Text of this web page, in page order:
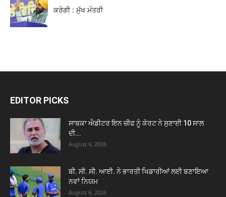
ਕਰੇਗੀ : ਮੁੱਖ ਮੰਤਰੀ
EDITOR PICKS
ਸਾਬਕਾ ਐਡੀਟਰ ਇਨ ਚੀਫ ਨੂੰ ਕੋਰਟ ਨੇ ਸੁਣਾਈ 10 ਸਾਲ
ਦੀ...
August 6, 2026
ਬੀ. ਸੀ. ਸੀ. ਆਈ. ਨੇ ਭਾਰਤੀ ਖਿਡਾਰੀਆਂ ਲਈ ਬਣਾਇਆ
ਨਵਾਂ ਨਿਯਮ
August 6, 2026